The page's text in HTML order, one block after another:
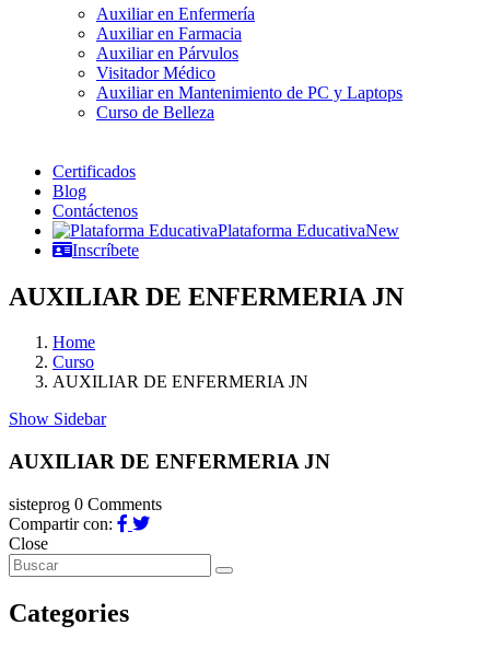
Auxiliar en Enfermería
Auxiliar en Farmacia
Auxiliar en Párvulos
Visitador Médico
Auxiliar en Mantenimiento de PC y Laptops
Curso de Belleza
Certificados
Blog
Contáctenos
Plataforma EducativaNew
Inscríbete
AUXILIAR DE ENFERMERIA JN
Home
Curso
AUXILIAR DE ENFERMERIA JN
Show Sidebar
AUXILIAR DE ENFERMERIA JN
sisteprog 0 Comments
Compartir con:
Close
Categories